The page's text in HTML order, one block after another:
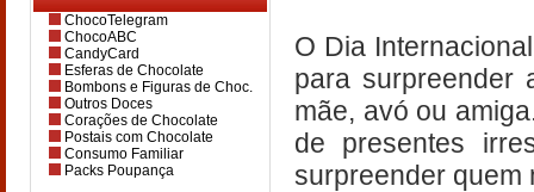
ChocoTelegram
ChocoABC
CandyCard
Esferas de Chocolate
Bombons e Figuras de Choc.
Outros Doces
Corações de Chocolate
Postais com Chocolate
Consumo Familiar
Packs Poupança
O Dia
para surpreender
mãe, avó ou
de presentes
surpreender quem